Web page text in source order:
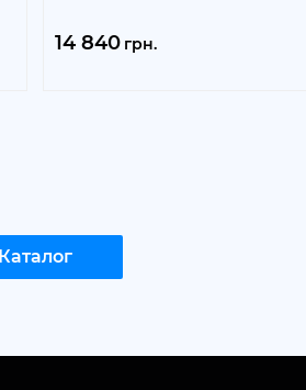
14 840 грн.
Каталог